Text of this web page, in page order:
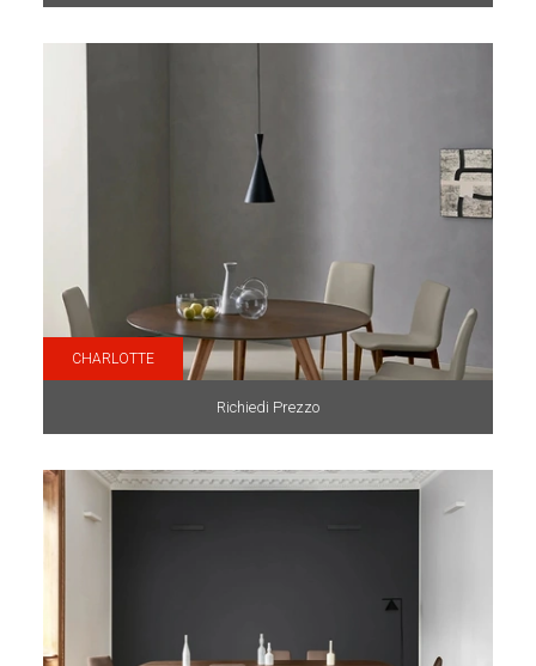
CHARLOTTE
Richiedi Prezzo